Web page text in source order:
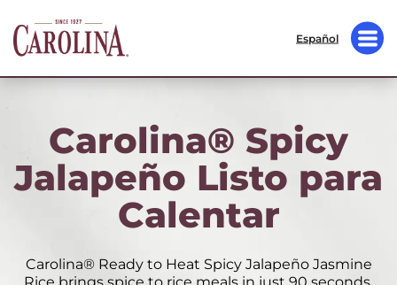
Español
Carolina® Spicy
Jalapeño Listo para
Calentar
Carolina® Ready to Heat Spicy Jalapeño Jasmine